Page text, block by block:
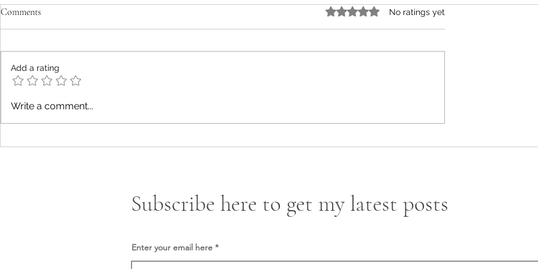
مسيح دارفور Darkness
Comments Rated 0 out of 5 stars.
No ratings yet
Add a rating
Write a comment...
Subscribe here to get my latest posts
Enter your email here